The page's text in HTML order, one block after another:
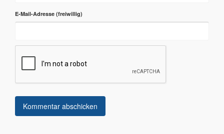
E-Mail-Adresse